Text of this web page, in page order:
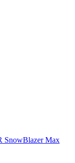
SnowBlazer Max